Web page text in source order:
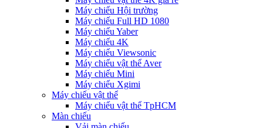
Máy chiếu Hội trường
Máy chiếu Full HD 1080
Máy chiếu Yaber
Máy chiếu 4K
Máy chiếu Viewsonic
Máy chiếu vật thể Aver
Máy chiếu Mini
Máy chiếu Xgimi
Máy chiếu vật thể
Máy chiếu vật thể TpHCM
Màn chiếu